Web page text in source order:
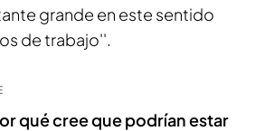
grande en este sentido
de trabajo''.
qué cree que podrían estar